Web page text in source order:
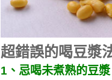
超錯誤的喝豆漿
1、忌喝未煮熟的豆漿